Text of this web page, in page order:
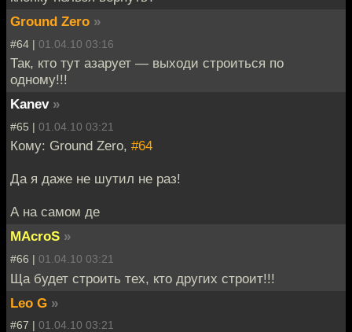
Ground Zero »
#64 | 01.04.10 03:16
Так, кто тут азарует — выходи строиться по
одному!!!
Kanev »
#65 | 01.04.10 03:21
Кому: Ground Zero, #64
Да я даже не шутил не раз!
А на самом де
MAcroS »
#66 | 01.04.10 03:21
Ща будет строить тех, кто других строит!!!
Leo G »
#67 | 01.04.10 03:21